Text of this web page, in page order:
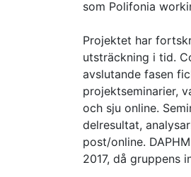
som Polifonia
Projektet har
utsträckning i tid.
avslutande fasen
projektseminarier,
och sju online.
delresultat,
post/online.
2017, då gruppens